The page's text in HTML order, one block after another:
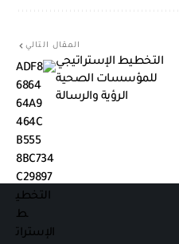
المقال التالي
التخطيط الإستراتيجي
للمؤسسات الصحية
الرؤية والرسالة